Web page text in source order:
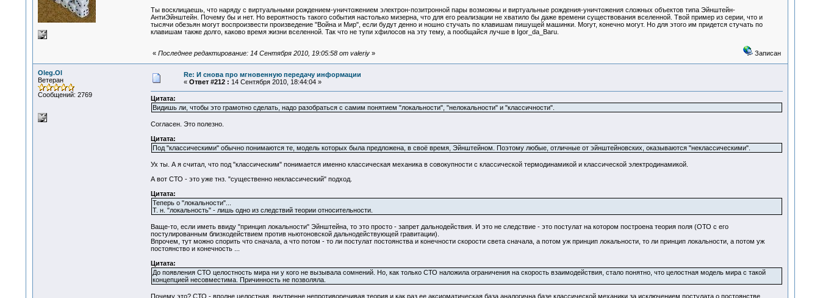
Ты восклицаешь, что наряду с виртуальными рождением-уничтожением электрон-позитронной пары возможны и виртуальные рождения-уничтожения сложных объектов типа Эйнштейн-
АнтиЭйнштейн. Почему бы и нет. Но вероятность такого события настолько мизерна, что для его реализации не хватило бы даже времени существования вселенной. Твой пример из серии, что и
тысячи обезьян могут воспроизвести произведение "Война и Мир", если будут денно и ношно стучать по клавишам пишущей машинки. Могут, конечно могут. Но для этого им придется стучать по
клавишам также долго, каково время жизни вселенной. Так что не тупи хфилосов на эту тему, а пообщайся лучше в Igor_da_Baru.
« Последнее редактирование: 14 Сентября 2010, 19:05:58 от valeriy» Записан
Oleg.Ol
Ветеран
Сообщений: 2769
Re: И снова про мгновенную передачу информации
« Ответ #212 : 14 Сентября 2010, 18:44:04 »
Цитата:
Видишь ли, чтобы это грамотно сделать, надо разобраться с самим понятием "локальности", "нелокальности" и "классичности".
Согласен. Это полезно.
Цитата:
Под "классическими" обычно понимаются те, модель которых была предложена, в своё время, Эйнштейном. Поэтому любые, отличные от эйнштейновских, оказываются "неклассическими".
Ух ты. А я считал, что под "классическим" понимается именно классическая механика в совокупности с классической термодинамикой и классической электродинамикой.
А вот СТО - это уже тнз. "существенно неклассический" подход.
Цитата:
Теперь о "локальности"...
Т. н. "локальность" - лишь одно из следствий теории относительности.
Ваще-то, если иметь ввиду "принцип локальности" Эйнштейна, то это просто - запрет дальнодействия. И это не следствие - это постулат на котором построена теория поля (ОТО с его
постулированным близкодействием против ньютоновской дальнодействующей гравитации).
Впрочем, тут можно спорить что сначала, а что потом - то ли постулат постоянства и конечности скорости света сначала, а потом уж принцип локальности, то ли принцип локальности, а потом уж
постоянство и конечность ...
Цитата:
До появления СТО целостность мира ни у кого не вызывала сомнений. Но, как только СТО наложила ограничения на скорость взаимодействия, стало понятно, что целостная модель мира с такой
концепцией несовместима. Причинность не позволяла.
Почему это? СТО - вполне целостная, внутренне непротиворечивая теория и как раз ее аксиоматическая база аналогична базе классической механики за исключением постулата о постоянстве